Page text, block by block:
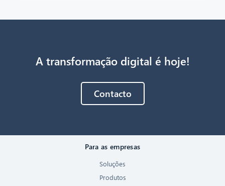
A transformação digital é hoje!
Contacto
Para as empresas
Soluções
Produtos